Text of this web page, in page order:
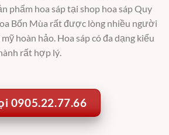
phẩm hoa sáp tại shop hoa sáp Quy
Bốn Mùa rất được lòng nhiều người
hoàn hảo. Hoa sáp có đa dạng kiểu
rất hợp lý.
0905.22.77.66